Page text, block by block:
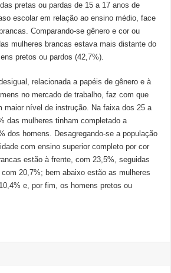
pretas ou pardas de 15 a 17 anos de
escolar em relação ao ensino médio, face
Comparando-se gênero e cor ou
mulheres brancas estava mais distante do
pretos ou pardos (42,7%).
relacionada a papéis de gênero e à
no mercado de trabalho, faz com que
maior nível de instrução. Na faixa dos 25 a
das mulheres tinham completado a
dos homens. Desagregando-se a população
com ensino superior completo por cor
estão à frente, com 23,5%, seguidas
20,7%; bem abaixo estão as mulheres
e, por fim, os homens pretos ou